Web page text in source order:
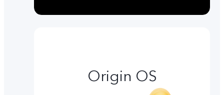
Origin OS